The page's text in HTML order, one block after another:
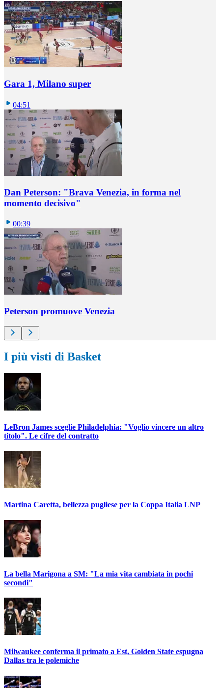
Gara 1, Milano super
04:51
Dan Peterson: "Brava Venezia, in forma nel
momento decisivo"
00:39
Peterson promuove Venezia
I più visti di Basket
LeBron James sceglie Philadelphia: "Voglio vincere un altro
titolo". Le cifre del contratto
Martina Caretta, bellezza pugliese per la Coppa Italia LNP
La bella Marigona a SM: "La mia vita cambiata in pochi
secondi"
Milwaukee conferma il primato a Est, Golden State espugna
Dallas tra le polemiche